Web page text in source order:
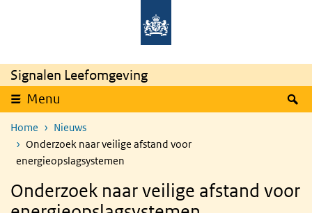
Overslaan en naar de inhoud gaan
Signalen Leefomgeving
Menu
Home
Nieuws
Onderzoek naar veilige afstand voor
energieopslagsystemen
Onderzoek naar veilige afstand voor